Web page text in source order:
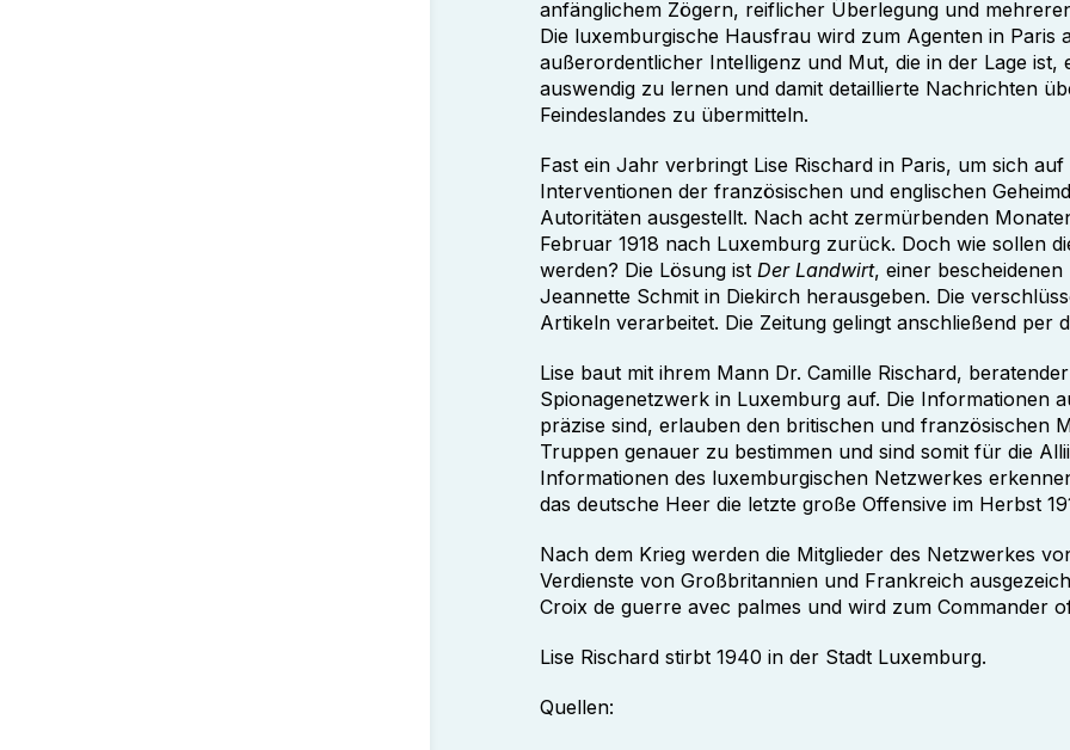
anfänglichem Zögern, reiflicher Überlegung und
Die luxemburgische Hausfrau wird zum Agenten in Paris
außerordentlicher Intelligenz und Mut, die in der Lage ist,
auswendig zu lernen und damit detaillierte Nachrichten
Feindeslandes zu übermitteln.
Fast ein Jahr verbringt Lise Rischard in Paris, um sich
Interventionen der französischen und englischen
Autoritäten ausgestellt. Nach acht zermürbenden
Februar 1918 nach Luxemburg zurück. Doch wie sollen
werden? Die Lösung ist Der Landwirt, einer
Jeannette Schmit in Diekirch herausgeben. Die
Artikeln verarbeitet. Die Zeitung gelingt anschließend per
Lise baut mit ihrem Mann Dr. Camille Rischard,
Spionagenetzwerk in Luxemburg auf. Die Informationen
präzise sind, erlauben den britischen und französischen
Truppen genauer zu bestimmen und sind somit für die
Informationen des luxemburgischen Netzwerkes
das deutsche Heer die letzte große Offensive im Herbst
Nach dem Krieg werden die Mitglieder des Netzwerkes
Verdienste von Großbritannien und Frankreich
Croix de guerre avec palmes und wird zum Commander
Lise Rischard stirbt 1940 in der Stadt Luxemburg.
Quellen: